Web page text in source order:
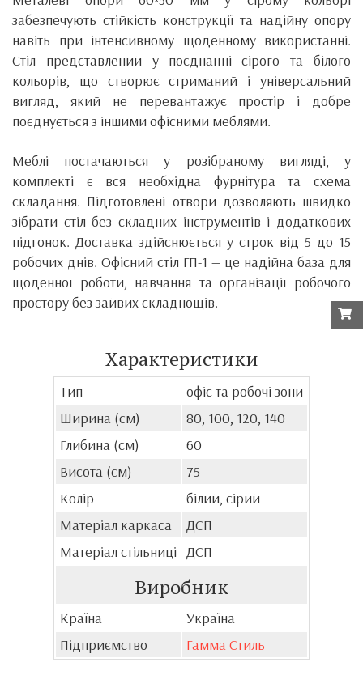
забезпечують стійкість конструкції та надійну опору
навіть при інтенсивному щоденному використанні.
Стіл представлений у поєднанні сірого та білого
кольорів, що створює стриманий і універсальний
вигляд, який не перевантажує простір і добре
поєднується з іншими офісними меблями.
Меблі постачаються у розібраному вигляді, у
комплекті є вся необхідна фурнітура та схема
складання. Підготовлені отвори дозволяють швидко
зібрати стіл без складних інструментів і додаткових
підгонок. Доставка здійснюється у строк від 5 до 15
робочих днів. Офісний стіл ГП-1 — це надійна база для
щоденної роботи, навчання та організації робочого
простору без зайвих складнощів.
Характеристики
Тип
офіс та робочі зони
Ширина (см)
80, 100, 120, 140
Глибина (см)
60
Висота (см)
75
Колір
білий, сірий
Матеріал каркаса
ДСП
Матеріал стільниці ДСП
Виробник
Країна
Україна
Підприємство
Гамма Стиль